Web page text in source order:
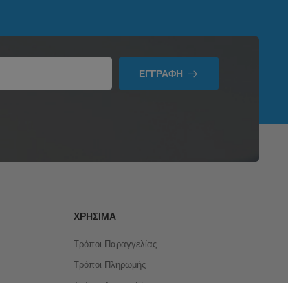
ΕΓΓΡΑΦΉ
ΧΡΉΣΙΜΑ
Τρόποι Παραγγελίας
Τρόποι Πληρωμής